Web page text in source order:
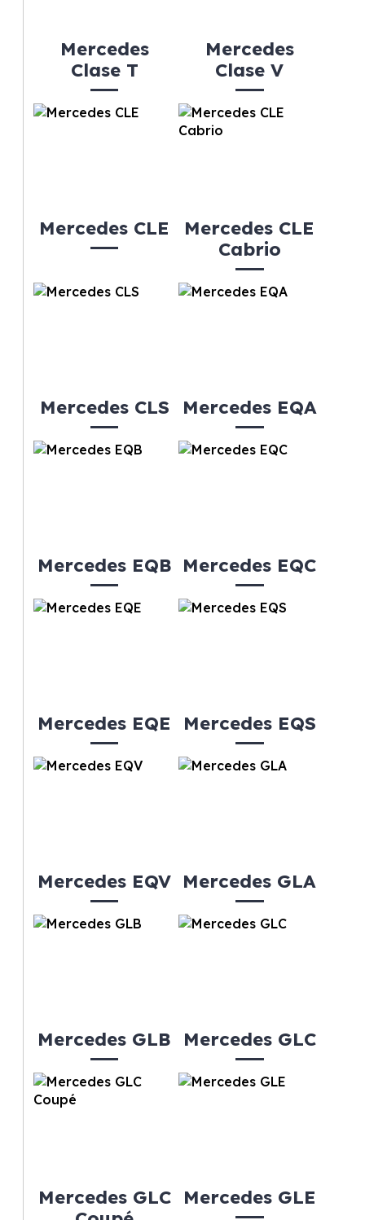
Mercedes
Clase T
Mercedes
Clase V
Mercedes CLE
Mercedes CLE
Cabrio
Mercedes CLS Mercedes EQA
Mercedes EQB Mercedes EQC
Mercedes EQE Mercedes EQS
Mercedes EQV Mercedes GLA
Mercedes GLB Mercedes GLC
Mercedes GLC
Mercedes GLE